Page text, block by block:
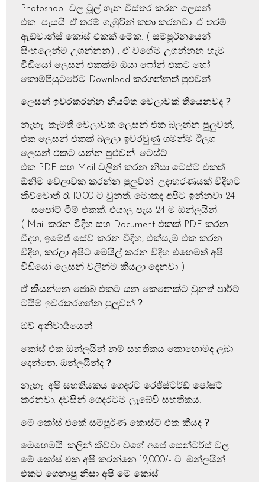
Photoshop වල ටූල් ගැන විස්තර කරන ලෙසන්
එක පැයයි. ඒ තරම් ගැඹුරින් කතා කරනවා. ඒ තරම්
ඇඩ්වාන්ස් කෝස් එකක් මේක. ( සම්පූර්නයෙන්
සිංහලෙන්ම උගන්නන) , ඒ වගේම උගන්නන හැම
වීඩියෝ ලෙසන් එකක්ම ඔයා ෆෝන් එකට හෝ
කොම්පියුටරේට Download කරගන්නත් පුළුවන්.
ලෙසන් ඉවරකරන්න නියමිත වෙලාවක් තියෙනවද ?
නැහැ. කැමති වෙලාවක ලෙසන් එක බලන්න පුලුවන්,
එක ලෙසන් එකක් බලලා ඉවරවුණු ගමන්ම ඊලග
ලෙසන් එකට යන්න පුළුවන්. ටෙස්ට්
එක PDF සහ Mail වලින් කරන නිසා ටෙස්ට් එකත්
ඕනිම වෙලාවක කරන්න පුලුවන්. උදාහරණයක් විදිහට
කිව්වොත් රෑ 10:00 ට වුනත්. මොකද අපිට ඉන්නවා 24
H සපෝට් ටීම් එකක්. එයාල පැය 24 ම ඔන්ලයින්.
( Mail කරන විදිහ සහ Document එකක් PDF කරන
විදහ, ඉමේජ් සේව් කරන විදිහ, එක්සැම් එක කරන
විදිහ, කරලා අපිට මෙයිල් කරන විදිහ එහෙමත් අපි
වීඩියෝ ලෙසන් වලින්ම කියලා දෙනවා )
ඒ කියන්නෙ ජොබ් එකට යන කෙනෙක්ට වුනත් පාර්ට්
ටයිම් ඉවරකරගන්න පුලුවන් ?
ඔව් අනිවාර්‍යයෙන්.
කෝස් එක ඔන්ලයින් නම් සහතිකය කොහොමද ලබා
දෙන්නෙ. ඔන්ලයින්ද ?
නැහැ. අපි සහතියකය ගෙදරට රෙජිස්ටර්ඩ් පෝස්ට්
කරනවා. දවසින් ගෙදරටම ලැබේවි සහතිකය.
මේ කෝස් එකේ සම්පූර්ණ කොස්ට් එක කීයද ?
මෙහෙමයි. කලින් කිව්වා වගේ අපේ සෙන්ටර්ස් වල
මේ කෝස් එක අපි කරන්නෙ 12,000/- ට. ඔන්ලයින්
එකට ගෙනාපු නිසා අපි මේ කෝස්